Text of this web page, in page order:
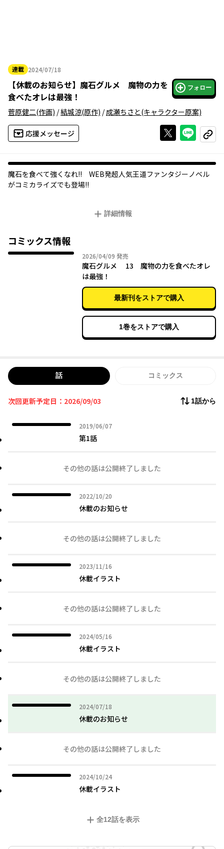
連載 2024/07/18
2024年07月18日
【休載のお知らせ】 魔石グルメ 魔物の力を
食べたオレは最強！
フォロー
菅原健二(作画) /結城涼(原作) /成瀬ちさと(キャラクター原案)
応援メッセージ Xで投稿する
ライン
コピー
魔石を食べて強くなれ!! WEB発超人気王道ファンタジーノベル
がコミカライズでも登場!!
詳細情報
コミックス情報
2026/04/09 2026年04月09日
発売
魔石グルメ 13 魔物の力を食べたオレ
は最強！
最新刊をストアで購入
1巻をストアで購入
話 コミックス
次回更新予定日：2026/09/03 1話から
2019/06/07
2019年06月07日
第1話
その他の話は公開終了しました
2022/10/20
2022年10月20日
休載のお知らせ
その他の話は公開終了しました
2023/11/16
2023年11月16日
休載イラスト
その他の話は公開終了しました
2024/05/16
2024年05月16日
休載イラスト
その他の話は公開終了しました
2024/07/18
2024年07月18日
休載のお知らせ
その他の話は公開終了しました
2024/10/24
2024年10月24日
休載イラスト
全12話を表示